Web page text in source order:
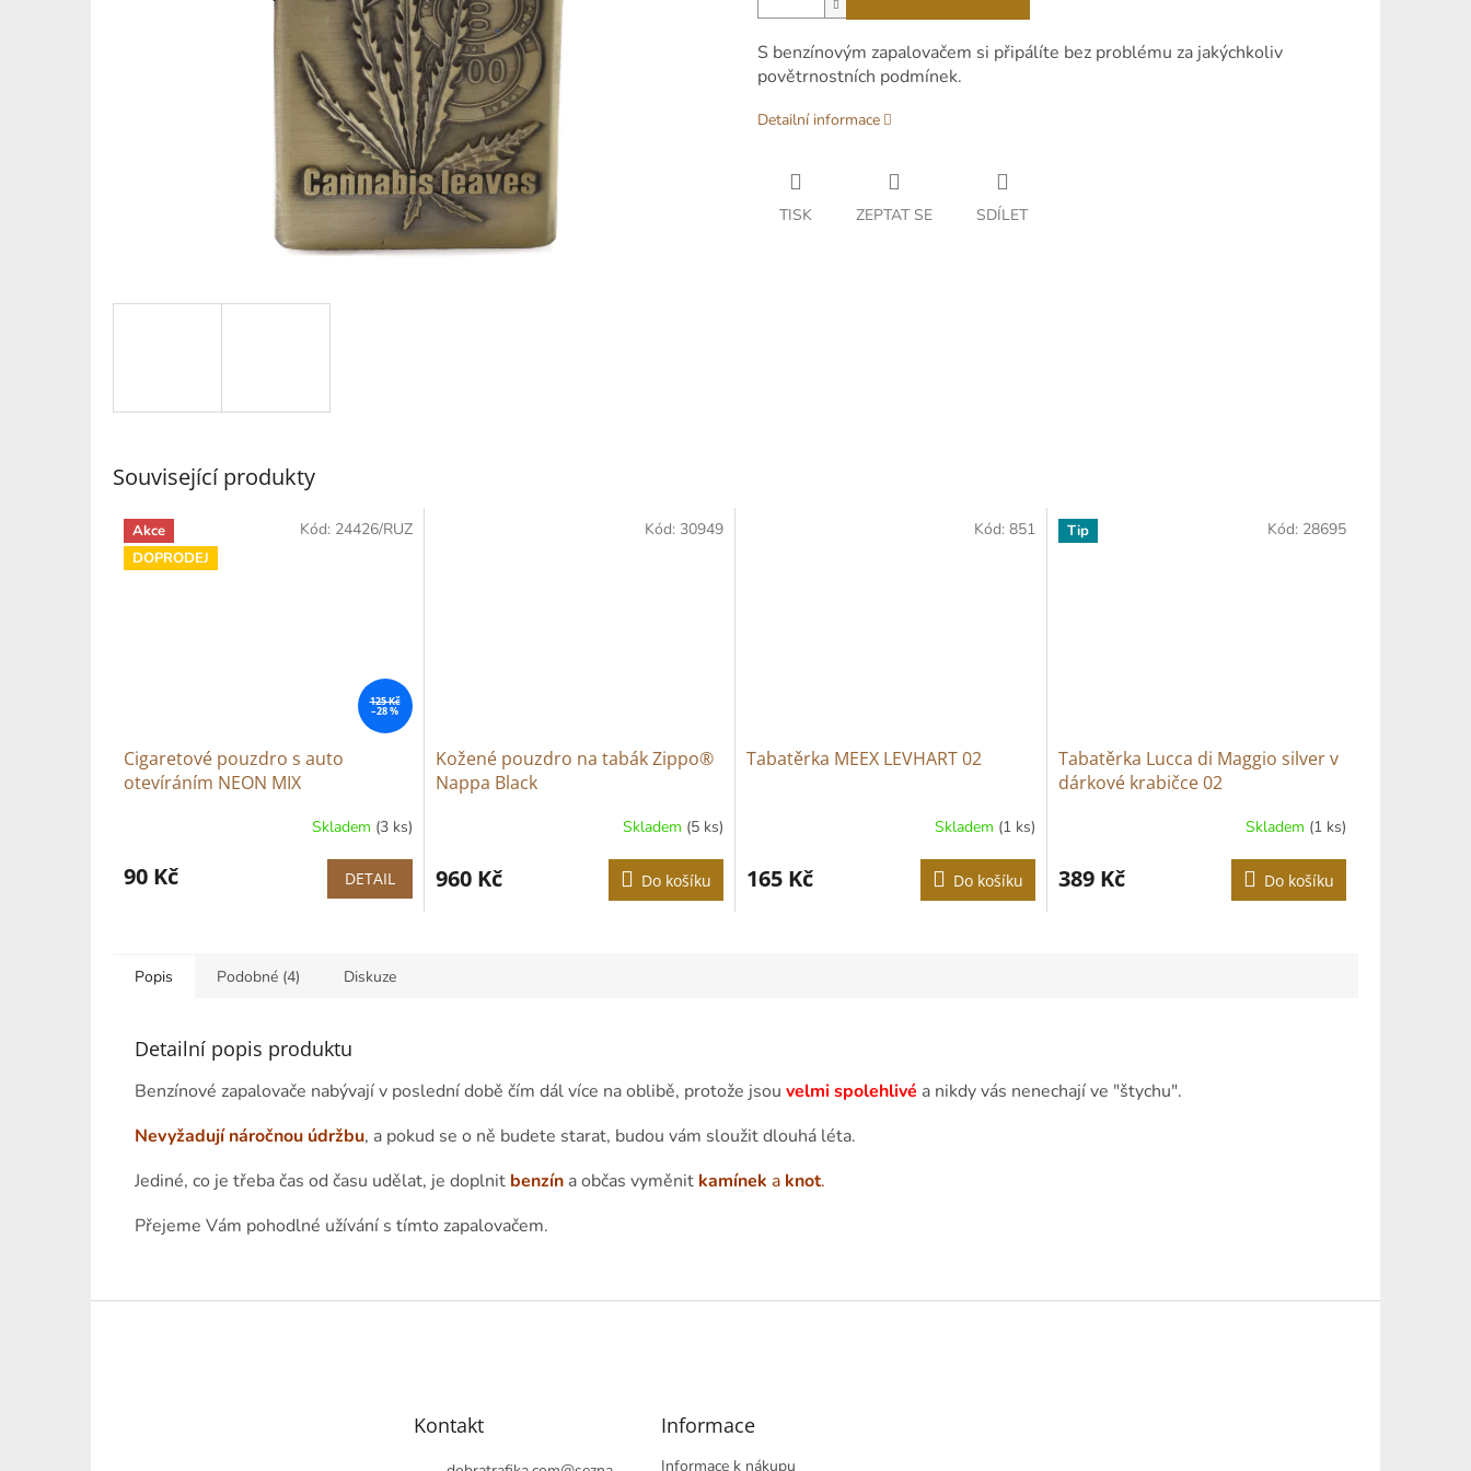
S benzínovým zapalovačem si připálíte bez problému za jakýchkoliv
povětrnostních podmínek.
Detailní informace
TISK ZEPTAT SE SDÍLET
Související produkty
Akce
DOPRODEJ
125 Kč
–28 %
Cigaretové pouzdro s auto
otevíráním NEON MIX
Skladem (3 ks)
90 Kč DETAIL
Kód: 24426/RUZ
Kožené pouzdro na tabák Zippo®
Nappa Black
Skladem (5 ks)
960 Kč Do košíku
Kód: 30949
Tabatěrka MEEX LEVHART 02
Skladem (1 ks)
165 Kč Do košíku
Kód: 851 Tip
Tabatěrka Lucca di Maggio silver v
dárkové krabičce 02
Skladem (1 ks)
389 Kč Do košíku
Kód: 28695
Popis Podobné (4) Diskuze
Detailní popis produktu
Benzínové zapalovače nabývají v poslední době čím dál více na oblibě, protože jsou velmi spolehlivé a nikdy vás nenechají ve "štychu".
Nevyžadují náročnou údržbu, a pokud se o ně budete starat, budou vám sloužit dlouhá léta.
Jediné, co je třeba čas od času udělat, je doplnit benzín a občas vyměnit kamínek a knot.
Přejeme Vám pohodlné užívání s tímto zapalovačem.
Kontakt Informace
Informace k nákupu